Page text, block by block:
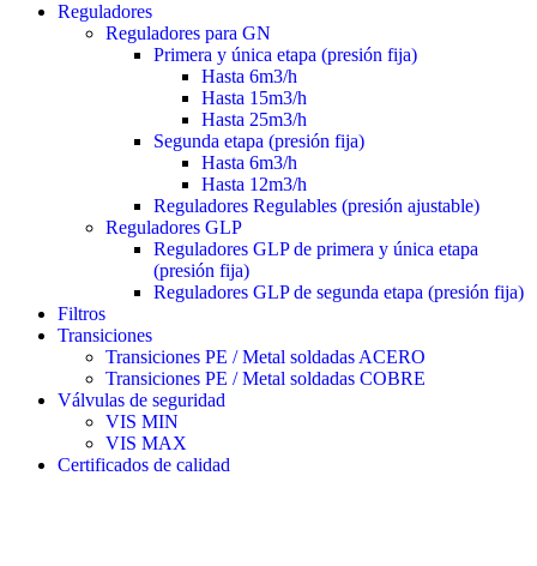
Reguladores
Reguladores para GN
Primera y única etapa (presión fija)
Hasta 6m3/h
Hasta 15m3/h
Hasta 25m3/h
Segunda etapa (presión fija)
Hasta 6m3/h
Hasta 12m3/h
Reguladores Regulables (presión ajustable)
Reguladores GLP
Reguladores GLP de primera y única etapa
(presión fija)
Reguladores GLP de segunda etapa (presión fija)
Filtros
Transiciones
Transiciones PE / Metal soldadas ACERO
Transiciones PE / Metal soldadas COBRE
Válvulas de seguridad
VIS MIN
VIS MAX
Certificados de calidad